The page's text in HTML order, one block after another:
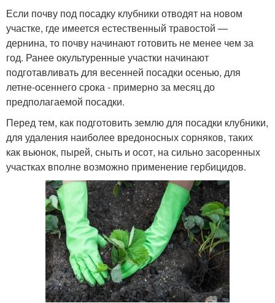
Если почву под посадку клубники отводят на новом
участке, где имеется естественный травостой —
дернина, то почву начинают готовить не менее чем за
год. Ранее окультуренные участки начинают
подготавливать для весенней посадки осенью, для
летне-осеннего срока - примерно за месяц до
предполагаемой посадки.
Перед тем, как подготовить землю для посадки клубники,
для удаления наиболее вредоносных сорняков, таких
как вьюнок, пырей, сныть и осот, на сильно засоренных
участках вполне возможно применение гербицидов.